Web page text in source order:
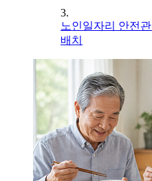
3.
노인일자리 안전
배치